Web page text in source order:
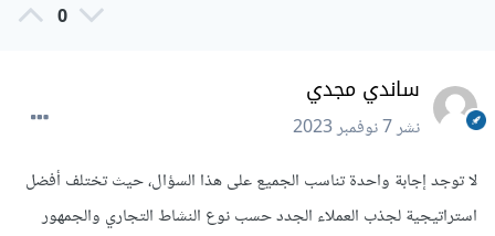
0
ساندي مجدي
نشر7 نوفمبر 2023
لا توجد إجابة واحدة تناسب الجميع على هذا السؤال، حيث تختلف أفضل
استراتيجية لجذب العملاء الجدد حسب نوع النشاط التجاري والجمهور